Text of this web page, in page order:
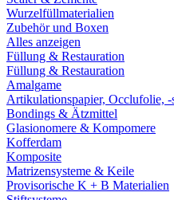
Wurzelfüllmaterialien
Zubehör und Boxen
Alles anzeigen
Füllung & Restauration
Füllung & Restauration
Amalgame
Artikulationspapier, Occlufolie, -
Bondings & Ätzmittel
Glasionomere & Kompomere
Kofferdam
Komposite
Matrizensysteme & Keile
Provisorische K + B Materialien